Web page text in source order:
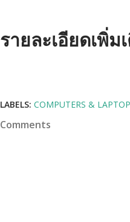
รายละเอียดเพิ่ม
LABELS: COMPUTERS &
Comments